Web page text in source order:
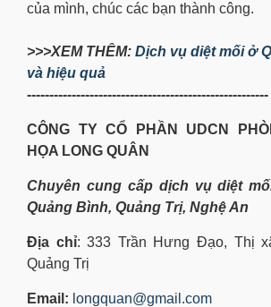
của mình, chúc các bạn thành công.
>>>XEM THÊM: Dịch vụ diệt mối ở
và hiệu quả
------------------------------------------------------
CÔNG TY CỔ PHẦN UDCN
HỌA LONG QUÂN
Chuyên cung cấp dịch vụ diệt
Quảng Bình, Quảng Trị, Nghệ An
Địa chỉ: 333 Trần Hưng Đạo, Thị
Quảng Trị
Email: longquan@gmail.com